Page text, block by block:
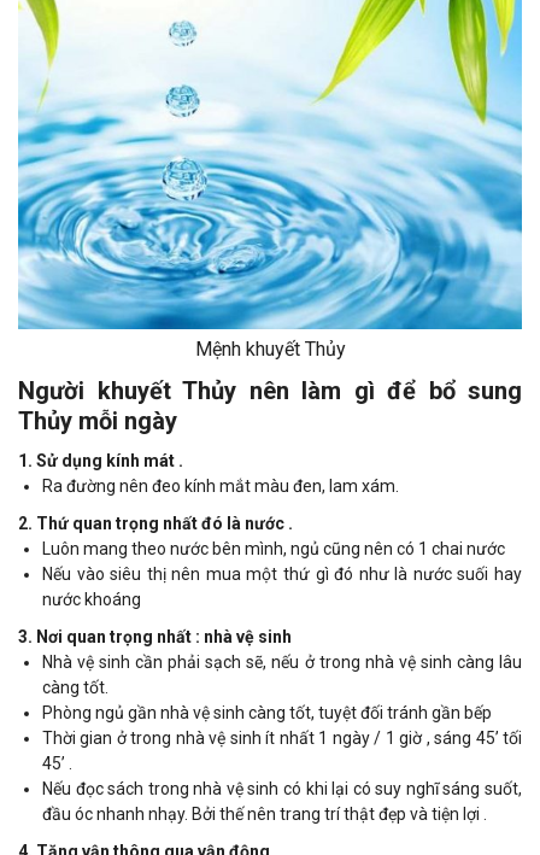
Mệnh khuyết Thủy
Người khuyết Thủy nên làm gì để bổ sung
Thủy mỗi ngày
1. Sử dụng kính mát .
Ra đường nên đeo kính mắt màu đen, lam xám.
2. Thứ quan trọng nhất đó là nước .
Luôn mang theo nước bên mình, ngủ cũng nên có 1 chai nước
Nếu vào siêu thị nên mua một thứ gì đó như là nước suối hay
nước khoáng
3. Nơi quan trọng nhất : nhà vệ sinh
Nhà vệ sinh cần phải sạch sẽ, nếu ở trong nhà vệ sinh càng lâu
càng tốt.
Phòng ngủ gần nhà vệ sinh càng tốt, tuyệt đối tránh gần bếp
Thời gian ở trong nhà vệ sinh ít nhất 1 ngày / 1 giờ , sáng 45’ tối
45’ .
Nếu đọc sách trong nhà vệ sinh có khi lại có suy nghĩ sáng suốt,
đầu óc nhanh nhạy. Bởi thế nên trang trí thật đẹp và tiện lợi .
4. Tăng vận thông qua vận động